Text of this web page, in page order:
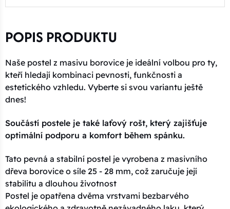
POPIS PRODUKTU
Naše postel z masivu borovice je ideální volbou pro ty,
kteří hledají kombinaci pevnosti, funkčnosti a
estetického vzhledu. Vyberte si svou variantu ještě
dnes!
Součástí postele je také laťový rošt, který zajišťuje
optimální podporu a komfort během spánku.
Tato pevná a stabilní postel je vyrobena z masivního
dřeva borovice o síle 25 - 28 mm, což zaručuje její
stabilitu a dlouhou životnost
Postel je opatřena dvěma vrstvami bezbarvého